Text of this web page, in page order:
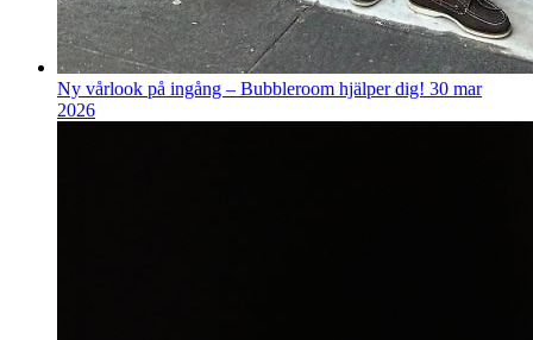
Ny vårlook på ingång – Bubbleroom hjälper dig! 30 mar
2026